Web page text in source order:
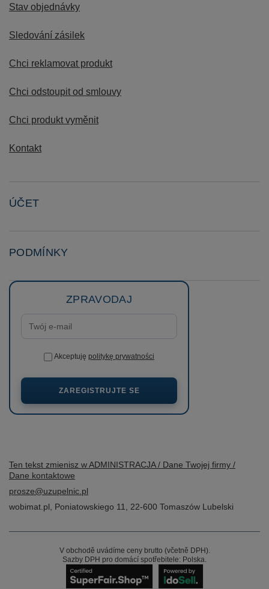
Stav objednávky
Sledování zásilek
Chci reklamovat produkt
Chci odstoupit od smlouvy
Chci produkt vyměnit
Kontakt
ÚČET
PODMÍNKY
ZPRAVODAJ
Akceptuję politykę prywatności
ZAREGISTRUJTE SE
Ten tekst zmienisz w ADMINISTRACJA / Dane Twojej firmy /
Dane kontaktowe
prosze@uzupelnic.pl
wobimat.pl
Poniatowskiego 11 22-600 Tomaszów Lubelski
V obchodě uvádíme ceny brutto (včetně DPH).
Sazby DPH pro domácí spotřebitele: Polska.